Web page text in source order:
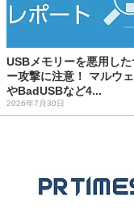
USBメモリーを悪用し
ー攻撃に注意！ マルウ
やBadUSBなど4...
2026年7月30日